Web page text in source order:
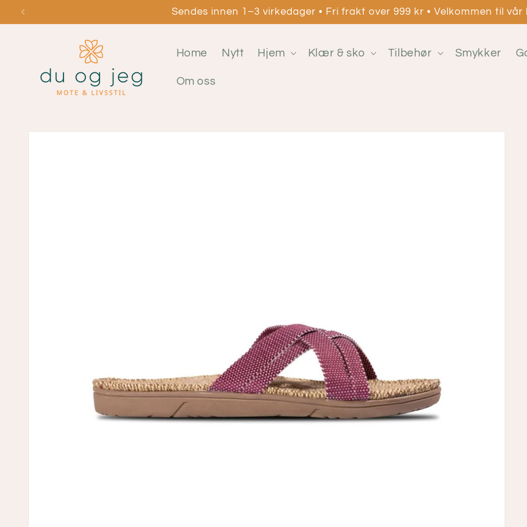
videre til
innholdet
Sendes innen 1–3 virkedager • Fri frakt over 999 kr • Velkommen til
Home Nytt Hjem Klær & sko Tilbehør Smykker
Om oss